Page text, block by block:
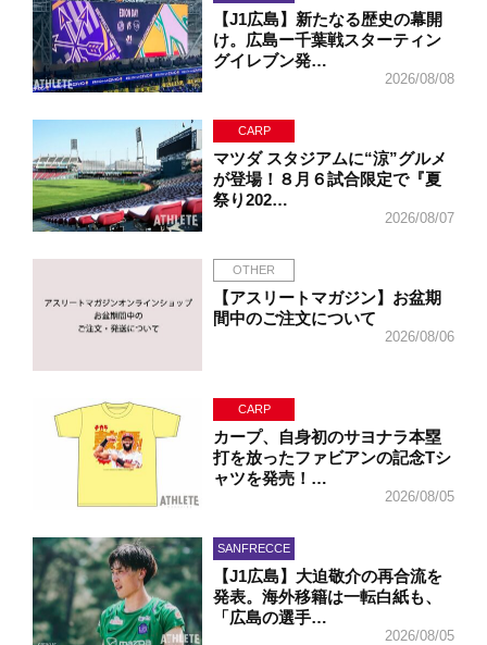
【J1広島】新たなる歴史の幕開
け。広島ー千葉戦スターティン
グイレブン発…
2026/08/08
CARP
マツダ スタジアムに“涼”グルメ
が登場！８月６試合限定で『夏
祭り202…
2026/08/07
OTHER
【アスリートマガジン】お盆期
間中のご注文について
2026/08/06
CARP
カープ、自身初のサヨナラ本塁
打を放ったファビアンの記念Tシ
ャツを発売！…
2026/08/05
SANFRECCE
【J1広島】大迫敬介の再合流を
発表。海外移籍は一転白紙も、
「広島の選手…
2026/08/05